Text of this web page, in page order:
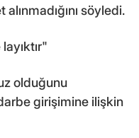
söyledi.
olduğunu
girişimine ilişkin